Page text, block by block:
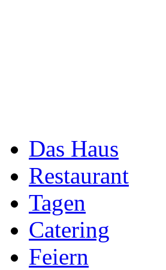
Das Haus
Restaurant
Tagen
Catering
Feiern